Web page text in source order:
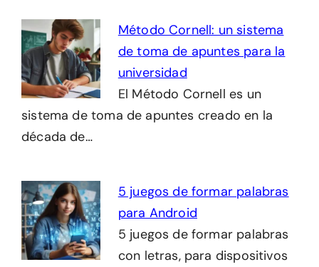
Método Cornell: un sistema
de toma de apuntes para la
universidad
El Método Cornell es un
sistema de toma de apuntes creado en la
década de…
5 juegos de formar palabras
para Android
5 juegos de formar palabras
con letras, para dispositivos